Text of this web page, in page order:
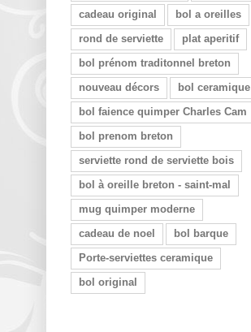
cadeau original
bol a oreilles
rond de serviette
plat aperitif
bol prénom traditonnel breton
nouveau décors
bol ceramique
bol faience quimper Charles Cam
bol prenom breton
serviette rond de serviette bois
bol à oreille breton - saint-mal
mug quimper moderne
cadeau de noel
bol barque
Porte-serviettes ceramique
bol original